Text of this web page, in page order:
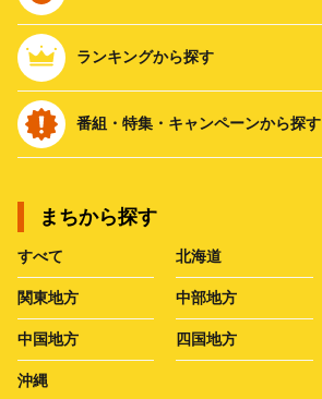
ランキングから探す
番組・特集・キャンペーンから探す
まちから探す
すべて 北海道
関東地方 中部地方
中国地方 四国地方
沖縄